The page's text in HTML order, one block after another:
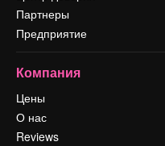
Партнеры
Предприятие
Компания
Цены
О нас
Reviews